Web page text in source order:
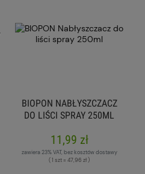
BIOPON NABŁYSZCZACZ
DO LIŚCI SPRAY 250ML
11,99 zł
zawiera 23% VAT, bez kosztów dostawy
( 1 szt = 47,96 zł )